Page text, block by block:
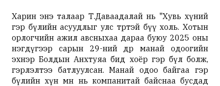
Харин энэ талаар Т.Даваадалай нь "Хувь хүний
гэр бүлийн асуудлыг улс төртэй бүү холь. Хотын
орлогчийн ажил авсныхаа дараа буюу 2025 оны
нэгдүгээр сарын 29-ний өдөр манай одоогийн
эхнэр Болдын Анхтуяа бид хоёр гэр бүл болж,
гэрлэлтээ батлуулсан. Манай одоо байгаа гэр
бүлийн хүн өмнө нь компанитай байснаа бусдад